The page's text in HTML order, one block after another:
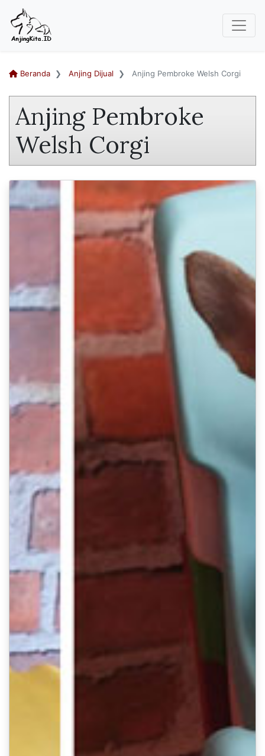
Beranda Anjing Dijual Anjing Pembroke Welsh Corgi
Anjing Pembroke
Welsh Corgi